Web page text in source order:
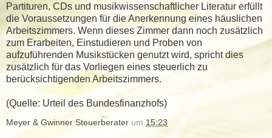
Partituren, CDs und musikwissenschaftlicher Literatur erfüllt
die Voraussetzungen für die Anerkennung eines häuslichen
Arbeitszimmers. Wenn dieses Zimmer dann noch zusätzlich
zum Erarbeiten, Einstudieren und Proben von
aufzuführenden Musikstücken genutzt wird, spricht dies
zusätzlich für das Vorliegen eines steuerlich zu
berücksichtigenden Arbeitszimmers.
(Quelle: Urteil des Bundesfinanzhofs)
Meyer & Gwinner Steuerberater um 15:23